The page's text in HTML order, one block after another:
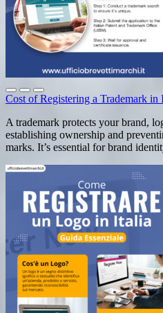
Cost of Registering a Trademark in
A trademark protects your brand,
establishing ownership and
marks. It’s essential for brand